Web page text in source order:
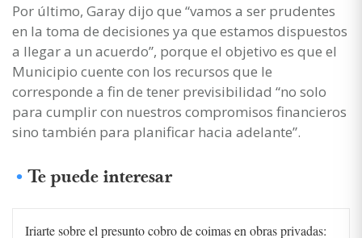
Por último, Garay dijo que “vamos a ser prudentes
en la toma de decisiones ya que estamos dispuestos
a llegar a un acuerdo”, porque el objetivo es que el
Municipio cuente con los recursos que le
corresponde a fin de tener previsibilidad “no solo
para cumplir con nuestros compromisos financieros
sino también para planificar hacia adelante”.
Te puede interesar
Iriarte sobre el presunto cobro de coimas en obras privadas: